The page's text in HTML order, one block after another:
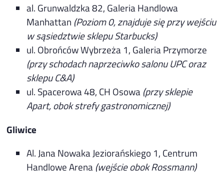
al. Grunwaldzka 82, Galeria Handlowa
Manhattan (Poziom 0, znajduje się przy wejściu
w sąsiedztwie sklepu Starbucks)
ul. Obrońców Wybrzeża 1, Galeria Przymorze
(przy schodach naprzeciwko salonu UPC oraz
sklepu C&A)
ul. Spacerowa 48, CH Osowa (przy sklepie
Apart, obok strefy gastronomicznej)
Gliwice
Al. Jana Nowaka Jeziorańskiego 1, Centrum
Handlowe Arena (wejście obok Rossmann)